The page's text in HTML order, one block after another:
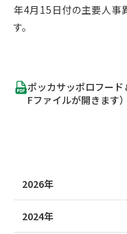
年4月15日付の主要人事
す。
ポッカサッポロフー
Fファイルが開きます）
2026年
2024年